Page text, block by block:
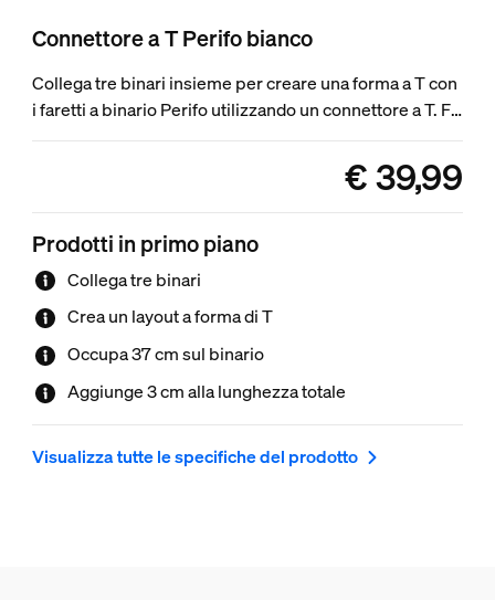
Connettore a T Perifo bianco
Collega tre binari insieme per creare una forma a T con
i faretti a binario Perifo utilizzando un connettore a T. Fai
scorrere i tuoi binari in tre direzioni diverse, fino alla
lunghezza che desideri, per illuminare l'intera stanza
con il sistema di faretti a binario intelligente. Solo per
faretti a binario Perifo.
product.with.€
€ 39,99
Prodotti in primo piano
Collega tre binari
Crea un layout a forma di T
Occupa 37 cm sul binario
Aggiunge 3 cm alla lunghezza totale
Visualizza tutte le specifiche del prodotto